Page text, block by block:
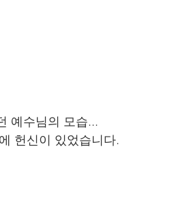
예수님의 모습...
헌신이 있었습니다.